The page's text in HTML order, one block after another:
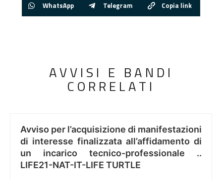
WhatsApp Telegram Copia link
AVVISI E BANDI
CORRELATI
Avviso per l’acquisizione di manifestazioni
di interesse finalizzata all’affidamento di
un incarico tecnico-professionale ..
LIFE21-NAT-IT-LIFE TURTLE